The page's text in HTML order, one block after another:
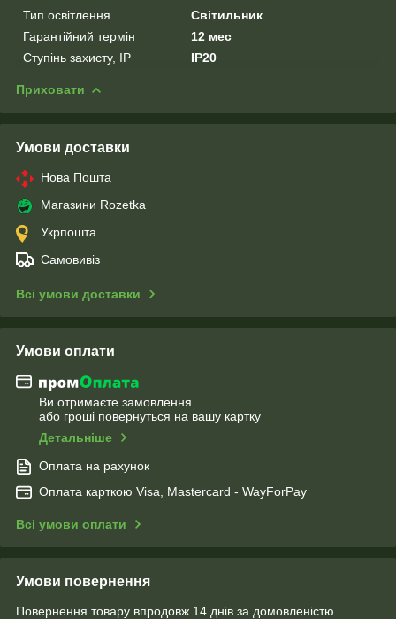
Тип освітлення
Світильник
Гарантійний термін
12 мес
Ступінь захисту, IP
IP20
Приховати
Умови доставки
Нова Пошта
Магазини Rozetka
Укрпошта
Самовивіз
Всі умови доставки
Умови оплати
Ви отримаєте замовлення
або гроші повернуться на вашу картку
Детальніше
Оплата на рахунок
Оплата карткою Visa, Mastercard - WayForPay
Всі умови оплати
Умови повернення
Повернення товару впродовж 14 днів за домовленістю